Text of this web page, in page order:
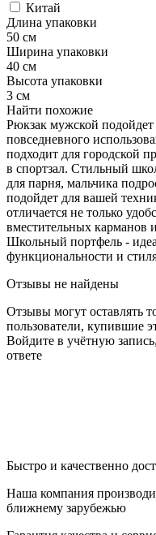
Китай
Длина упаковки
50 см
Ширина упаковки
40 см
Высота упаковки
3 см
Найти похожие
Рюкзак мужской
повседневного
подходит для городской
в спортзал. Стильный
для парня, мальчика
подойдет для вашей
отличается не только
вместительных карманов
Школьный портфель -
функциональности и
Отзывы не найдены
Отзывы могут оставлять
пользователи, купившие
Войдите в учётную
ответе
Быстро и качественно
Наша компания
ближнему зарубежью